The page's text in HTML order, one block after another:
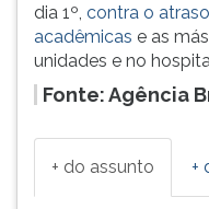
dia 1º, contra o
acadêmicas e as
unidades e no
Fonte: Agência
+ do assunto +